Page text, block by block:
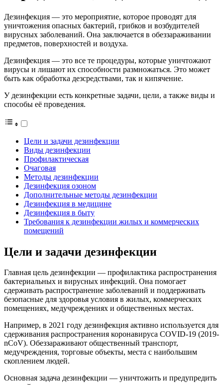
Дезинфекция — это мероприятие, которое проводят для
уничтожения опасных бактерий, грибков и возбудителей
вирусных заболеваний. Она заключается в обеззараживании
предметов, поверхностей и воздуха.
Дезинфекция — это все те процедуры, которые уничтожают
вирусы и лишают их способности размножаться. Это может
быть как обработка дезсредствами, так и кипячение.
У дезинфекции есть конкретные задачи, цели, а также виды и
способы её проведения.
Цели и задачи дезинфекции
Виды дезинфекции
Профилактическая
Очаговая
Методы дезинфекции
Дезинфекция озоном
Дополнительные методы дезинфекции
Дезинфекция в медицине
Дезинфекция в быту
Требования к дезинфекции жилых и коммерческих
помещений
Цели и задачи дезинфекции
Главная цель дезинфекции — профилактика распространения
бактериальных и вирусных инфекций. Она помогает
сдерживать распространение заболеваний и поддерживать
безопасные для здоровья условия в жилых, коммерческих
помещениях, медучреждениях и общественных местах.
Например, в 2021 году дезинфекция активно используется для
сдерживания распространения коронавируса COVID-19 (2019-
nCoV). Обеззараживают общественный транспорт,
медучреждения, торговые объекты, места с наибольшим
скоплением людей.
Основная задача дезинфекции — уничтожить и предупредить